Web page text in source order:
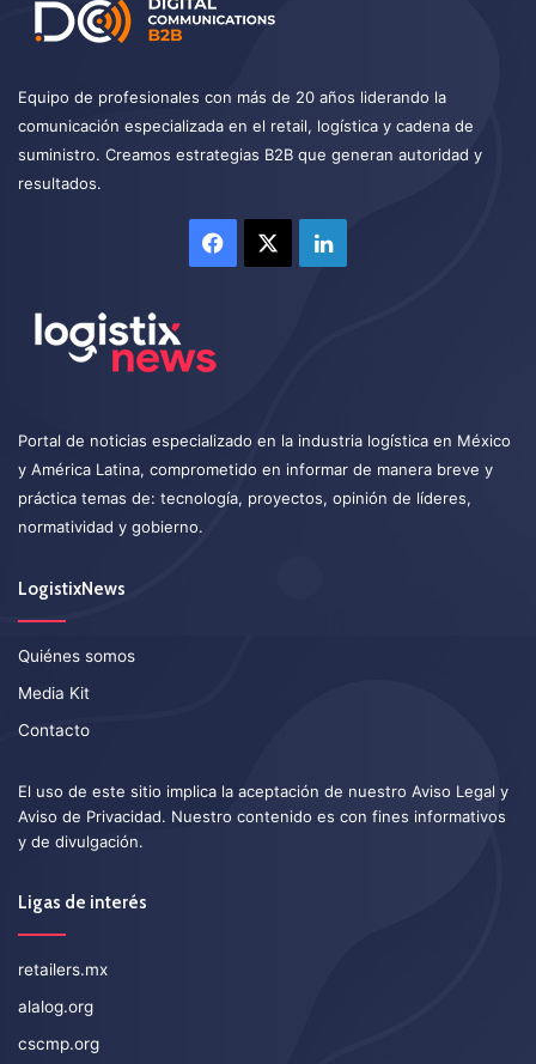
Equipo de profesionales con más de 20 años liderando la
comunicación especializada en el retail, logística y cadena de
suministro. Creamos estrategias B2B que generan autoridad y
resultados.
Facebook LinkedIn
Portal de noticias especializado en la industria logística en México
y América Latina, comprometido en informar de manera breve y
práctica temas de: tecnología, proyectos, opinión de líderes,
normatividad y gobierno.
LogistixNews
Quiénes somos
Media Kit
Contacto
El uso de este sitio implica la aceptación de nuestro Aviso Legal y
Aviso de Privacidad. Nuestro contenido es con fines informativos
y de divulgación.
Ligas de interés
retailers.mx
alalog.org
cscmp.org